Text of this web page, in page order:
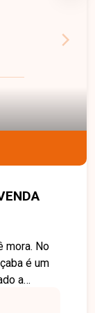
3230-
e
Neto,
é um
a